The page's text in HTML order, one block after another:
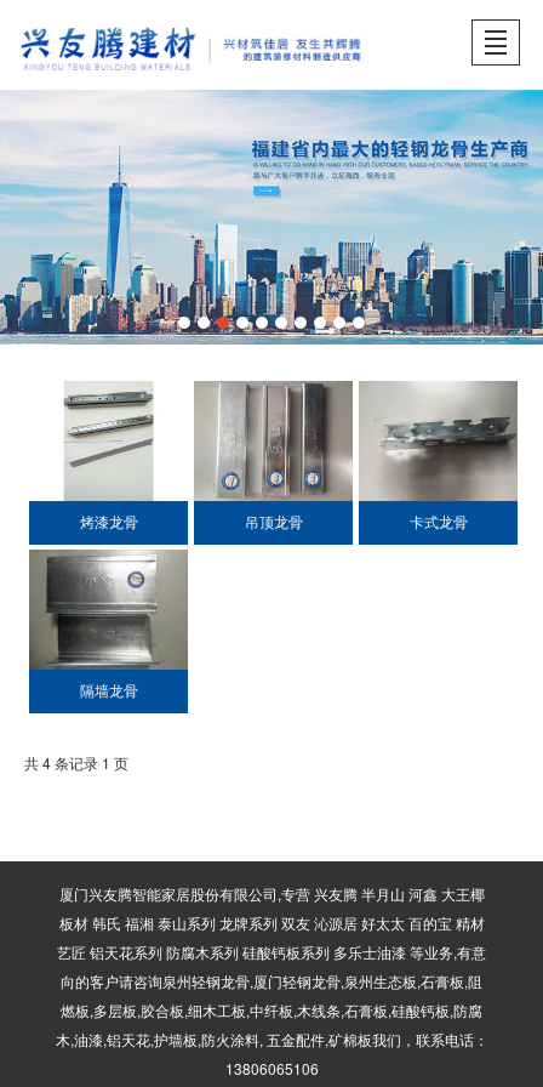
服务中心 招贤纳士 产品展示
烤漆龙骨 吊顶龙骨 卡式龙骨
隔墙龙骨
共 4 条记录 1 页
厦门兴友腾智能家居股份有限公司,专营 兴友腾 半月山 河鑫 大王椰
板材 韩氏 福湘 泰山系列 龙牌系列 双友 沁源居 好太太 百的宝 精材
艺匠 铝天花系列 防腐木系列 硅酸钙板系列 多乐士油漆 等业务,有意
向的客户请咨询泉州轻钢龙骨,厦门轻钢龙骨,泉州生态板,石膏板,阻
燃板,多层板,胶合板,细木工板,中纤板,木线条,石膏板,硅酸钙板,防腐
木,油漆,铝天花,护墙板,防火涂料, 五金配件,矿棉板我们，联系电话：
13806065106